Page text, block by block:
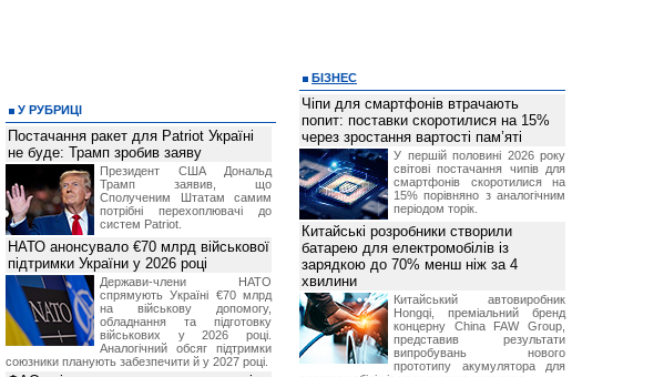
У РУБРИЦІ
Постачання ракет для Patriot Україні
не буде: Трамп зробив заяву
Президент США Дональд
Трамп заявив, що
Сполученим Штатам самим
потрібні перехоплювачі до
систем Patriot.
НАТО анонсувало €70 млрд військової
підтримки України у 2026 році
Держави-члени НАТО
спрямують Україні €70 млрд
на військову допомогу,
обладнання та підготовку
військових у 2026 році.
Аналогічний обсяг підтримки
союзники планують забезпечити й у 2027 році.
БІЗНЕС
Чіпи для смартфонів втрачають
попит: поставки скоротилися на 15%
через зростання вартості пам’яті
У першій половині 2026 року
світові постачання чипів для
смартфонів скоротилися на
15% порівняно з аналогічним
періодом торік.
Китайські розробники створили
батарею для електромобілів із
зарядкою до 70% менш ніж за 4
хвилини
Китайський автовиробник
Hongqi, преміальний бренд
концерну China FAW Group,
представив результати
випробувань нового
прототипу акумулятора для